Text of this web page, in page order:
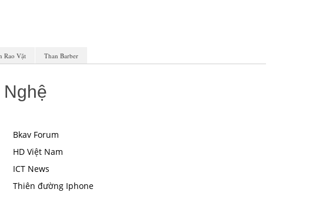
Rao Vặt Than Barber
Nghệ
Bkav Forum
HD Việt Nam
ICT News
Thiên đường Iphone